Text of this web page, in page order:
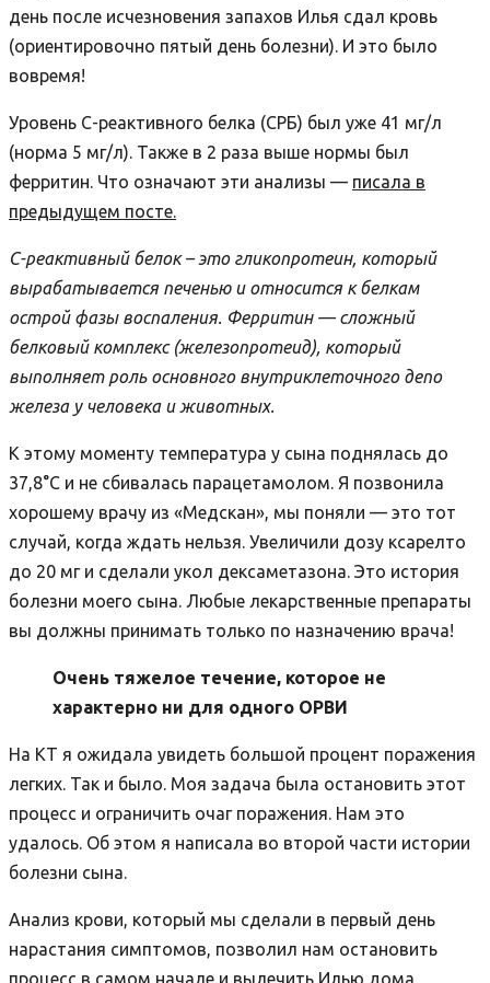
день после исчезновения запахов Илья сдал кровь
(ориентировочно пятый день болезни). И это было
вовремя!
Уровень С-реактивного белка (СРБ) был уже 41 мг/л
(норма 5 мг/л). Также в 2 раза выше нормы был
ферритин. Что означают эти анализы — писала в
предыдущем посте.
С-реактивный белок – это гликопротеин, который
вырабатывается печенью и относится к белкам
острой фазы воспаления. Ферритин — сложный
белковый комплекс (железопротеид), который
выполняет роль основного внутриклеточного депо
железа у человека и животных.
К этому моменту температура у сына поднялась до
37,8°C и не сбивалась парацетамолом. Я позвонила
хорошему врачу из «Медскан», мы поняли — это тот
случай, когда ждать нельзя. Увеличили дозу ксарелто
до 20 мг и сделали укол дексаметазона. Это история
болезни моего сына. Любые лекарственные препараты
вы должны принимать только по назначению врача!
Очень тяжелое течение, которое не
характерно ни для одного ОРВИ
На КТ я ожидала увидеть большой процент поражения
легких. Так и было. Моя задача была остановить этот
процесс и ограничить очаг поражения. Нам это
удалось. Об этом я написала во второй части истории
болезни сына.
Анализ крови, который мы сделали в первый день
нарастания симптомов, позволил нам остановить
процесс в самом начале и вылечить Илью дома,